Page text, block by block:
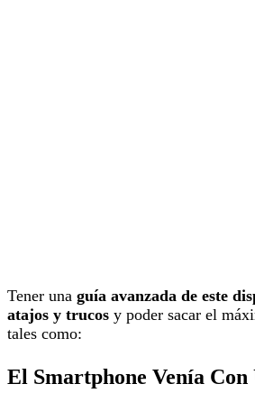
Tener una guía avanzada de este
atajos y trucos y poder sacar el
tales como:
El Smartphone Venía